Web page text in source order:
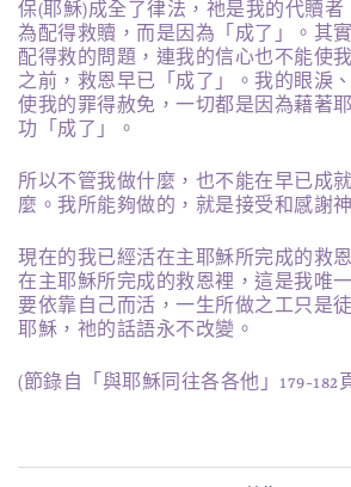
保(耶穌)成全了律法，祂是我的代贖
為配得救贖，而是因為「成了」。其
配得救的問題，連我的信心也不能使
之前，救恩早已「成了」。我的眼淚
使我的罪得赦免，一切都是因為藉著
功「成了」。
所以不管我做什麼，也不能在早已成
麼。我所能夠做的，就是接受和感謝神
現在的我已經活在主耶穌所完成的救
在主耶穌所完成的救恩裡，這是我唯
要依靠自己而活，一生所做之工只是
耶穌，祂的話語永不改變。
(節錄自「與耶穌同往各各他」179-182